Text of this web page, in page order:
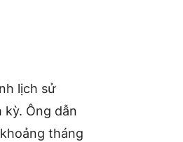
lịch sử
Ông dẫn
tháng